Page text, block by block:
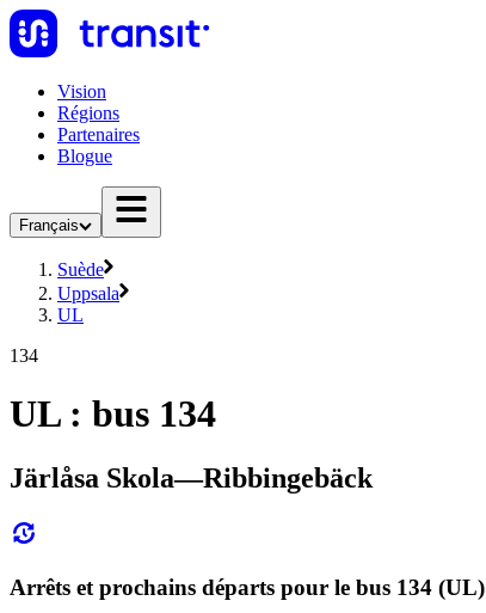
Vision
Régions
Partenaires
Blogue
Français
Suède
Uppsala
UL
134
UL : bus 134
Järlåsa Skola—Ribbingebäck
Arrêts et prochains départs pour le bus 134 (UL)